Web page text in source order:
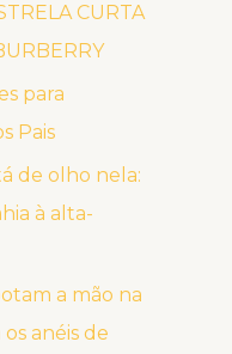
CURTA
para
Pais
de olho nela:
à alta-
a mão na
anéis de